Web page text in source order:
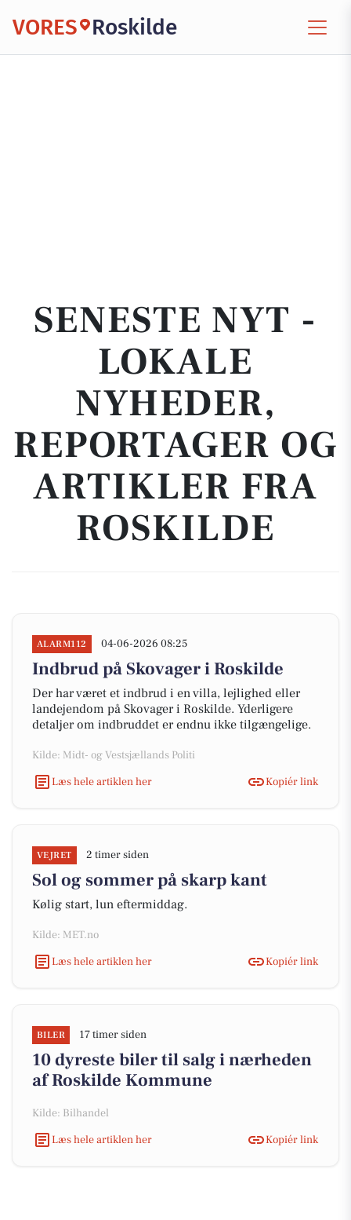
VORES Roskilde
SENESTE NYT -
LOKALE
NYHEDER,
REPORTAGER OG
ARTIKLER FRA
ROSKILDE
ALARM112 04-06-2026 08:25
Indbrud på Skovager i Roskilde
Der har været et indbrud i en villa, lejlighed eller
landejendom på Skovager i Roskilde. Yderligere
detaljer om indbruddet er endnu ikke tilgængelige.
Kilde: Midt- og Vestsjællands Politi
Læs hele artiklen her
Kopiér link
VEJRET 2 timer siden
Sol og sommer på skarp kant
Kølig start, lun eftermiddag.
Kilde: MET.no
Læs hele artiklen her
Kopiér link
BILER 17 timer siden
10 dyreste biler til salg i nærheden
af Roskilde Kommune
Kilde: Bilhandel
Læs hele artiklen her
Kopiér link